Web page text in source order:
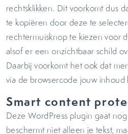
rechtsklikken. Dit voorkomt dus
te kopiëren door deze te
rechtermuisknop te kiezen voor
alsof er een onzichtbaar schild
Daarbij voorkomt het ook dat
via de browsercode jouw inhoud
Smart content
Deze WordPress plugin gaat
beschermt niet alleen je tekst,